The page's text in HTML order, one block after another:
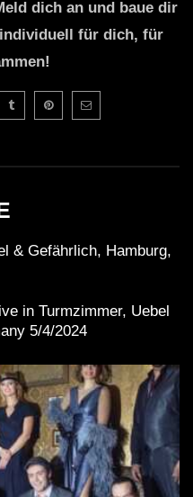
dich an und baue dir
für dich, für
& Gefährlich, Hamburg,
in Turmzimmer, Uebel
5/4/2024